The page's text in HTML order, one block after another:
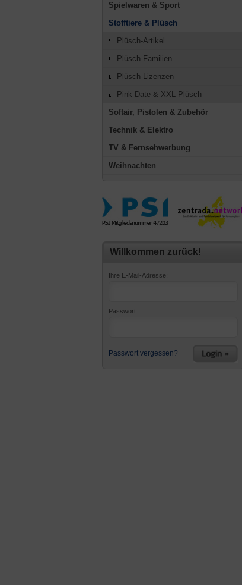
Spielwaren & Sport
Stofftiere & Plüsch
Plüsch-Artikel
Plüsch-Familien
Plüsch-Lizenzen
Pink Date & XXL Plüsch
Softair, Pistolen & Zubehör
Technik & Elektro
TV & Fernsehwerbung
Weihnachten
Willkommen zurück!
Ihre E-Mail-Adresse:
Passwort:
Passwort vergessen?